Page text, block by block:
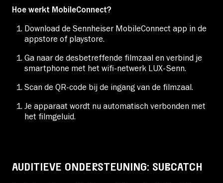
Volg ons op:
Hoe werkt MobileConnect?
Download de Sennheiser MobileConnect app in de
appstore of playstore.
Ga naar de desbetreffende filmzaal en verbind je
smartphone met het wifi-netwerk LUX-Senn.
Scan de QR-code bij de ingang van de filmzaal.
Je apparaat wordt nu automatisch verbonden met
het filmgeluid.
AUDITIEVE ONDERSTEUNING: SUBCATCH